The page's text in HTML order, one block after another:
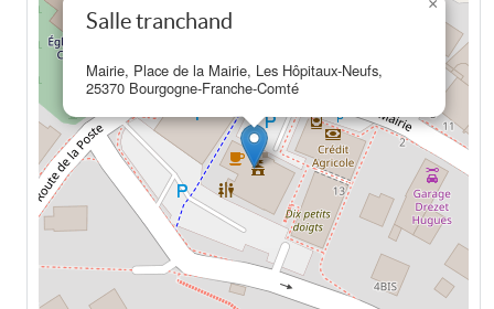
Salle tranchand
Mairie, Place de la Mairie, Les Hôpitaux-Neufs,
25370 Bourgogne-Franche-Comté
×